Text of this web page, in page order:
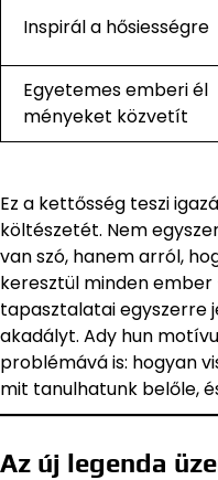
Inspirál a hősiességre
Egyetemes emberi él
ményeket közvetít
Ez a kettősség teszi
költészetét. Nem
van szó, hanem arról,
keresztül minden
tapasztalatai egyszerre
akadályt. Ady hun
problémává is: hogyan
mit tanulhatunk belőle,
Az új legenda